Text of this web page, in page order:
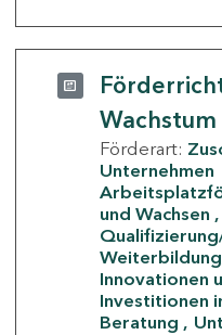
Wachstum
Förderart:
Unternehmen
und Wachsen
Innovationen
Investitionen
Beratung